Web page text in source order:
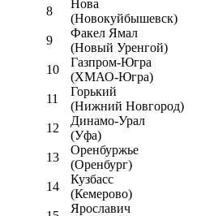
8
Нова
(Новокуйбышевск)
9
Факел Ямал
(Новый Уренгой)
10
Газпром-Югра
(ХМАО-Югра)
11
Горький
(Нижний Новгород)
12
Динамо-Урал
(Уфа)
13
Оренбуржье
(Оренбург)
14
Кузбасс
(Кемерово)
Ярославич